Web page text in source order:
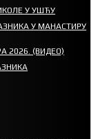
У УШЋУ
У МАНАСТИРУ
2026. (ВИДЕО)